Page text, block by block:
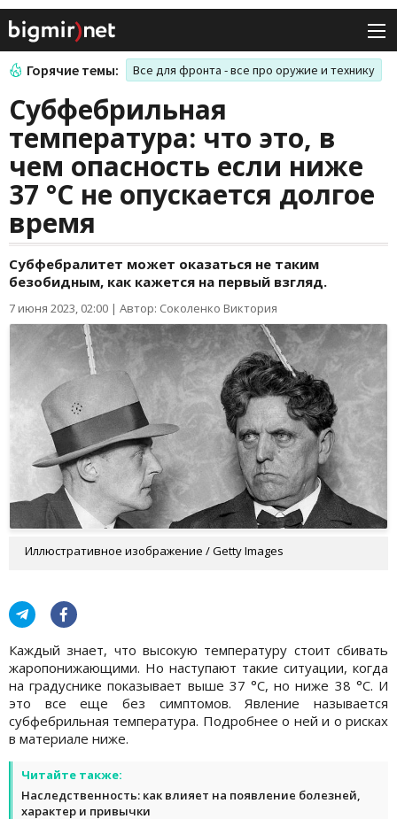
Горячие темы: Все для фронта - все про оружие и технику
Субфебрильная
температура: что это, в
чем опасность если ниже
37 °С не опускается долгое
время
Субфебралитет может оказаться не таким
безобидным, как кажется на первый взгляд.
7 июня 2023, 02:00 | Автор: Соколенко Виктория
Иллюстративное изображение / Getty Images
Каждый знает, что высокую температуру стоит сбивать
жаропонижающими. Но наступают такие ситуации, когда
на градуснике показывает выше 37 °С, но ниже 38 °С. И
это все еще без симптомов. Явление называется
субфебрильная температура. Подробнее о ней и о рисках
в материале ниже.
Читайте также:
Наследственность: как влияет на появление болезней,
характер и привычки